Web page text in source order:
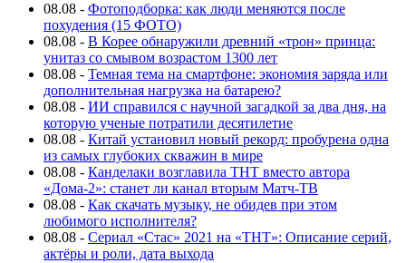
08.08 - Фотоподборка: как люди меняются после
похудения (15 ФОТО)
08.08 - В Корее обнаружили древний «трон» принца:
унитаз со смывом возрастом 1300 лет
08.08 - Темная тема на смартфоне: экономия заряда или
дополнительная нагрузка на батарею?
08.08 - ИИ справился с научной загадкой за два дня, на
которую ученые потратили десятилетие
08.08 - Китай установил новый рекорд: пробурена одна
из самых глубоких скважин в мире
08.08 - Канделаки возглавила ТНТ вместо автора
«Дома-2»: станет ли канал вторым Матч-ТВ
08.08 - Как скачать музыку, не обидев при этом
любимого исполнителя?
08.08 - Сериал «Стас» 2021 на «ТНТ»: Описание серий,
актёры и роли, дата выхода